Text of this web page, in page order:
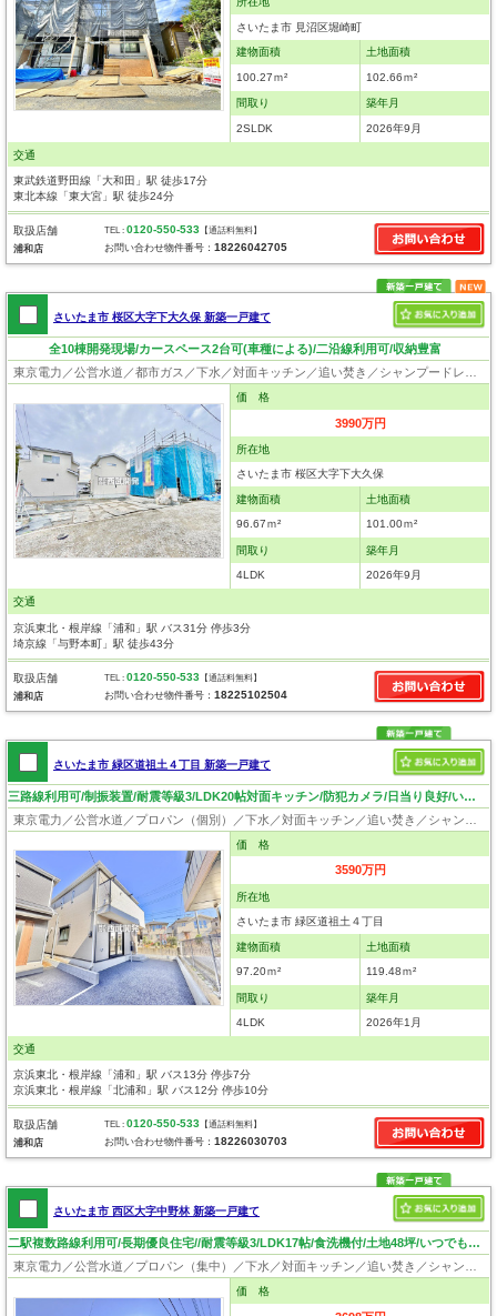
さいたま市 見沼区堀崎町
建物面積
100.27ｍ²
土地面積
102.66ｍ²
間取り
2SLDK
築年月
2026年9月
交通
東武鉄道野田線「大和田」駅 徒歩17分
東北本線「東大宮」駅 徒歩24分
取扱店舗
浦和店
TEL :0120-550-533 【通話料無料】
お問い合わせ物件番号：18226042705
さいたま市 桜区大字下大久保 新築一戸建て
全10棟開発現場/カースペース2台可(車種による)/二沿線利用可/収納豊富
価 格
3990万円
所在地
さいたま市 桜区大字下大久保
建物面積
96.67ｍ²
土地面積
101.00ｍ²
間取り
4LDK
築年月
2026年9月
交通
京浜東北・根岸線「浦和」駅 バス31分 停歩3分
埼京線「与野本町」駅 徒歩43分
取扱店舗
浦和店
TEL :0120-550-533 【通話料無料】
お問い合わせ物件番号：18225102504
さいたま市 緑区道祖土４丁目 新築一戸建て
三路線利用可/制振装置/耐震等級3/LDK20帖対面キッチン/防犯カメラ/日当り良好/いつでも見学可！
価 格
3590万円
所在地
さいたま市 緑区道祖土４丁目
建物面積
97.20ｍ²
土地面積
119.48ｍ²
間取り
4LDK
築年月
2026年1月
交通
京浜東北・根岸線「浦和」駅 バス13分 停歩7分
京浜東北・根岸線「北浦和」駅 バス12分 停歩10分
取扱店舗
浦和店
TEL :0120-550-533 【通話料無料】
お問い合わせ物件番号：18226030703
さいたま市 西区大字中野林 新築一戸建て
二駅複数路線利用可/長期優良住宅//耐震等級3/LDK17帖/食洗機付/土地48坪/いつでも見学可
価 格